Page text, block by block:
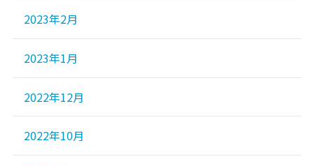
2023年2月
2023年1月
2022年12月
2022年10月